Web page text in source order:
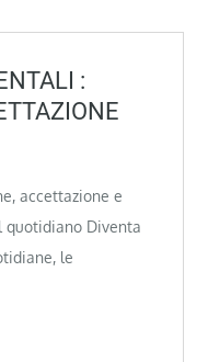
:
accettazione e
Diventa
le